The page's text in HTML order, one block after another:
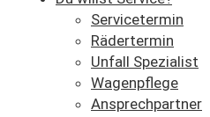
Servicetermin
Rädertermin
Unfall Spezialist
Wagenpflege
Ansprechpartner